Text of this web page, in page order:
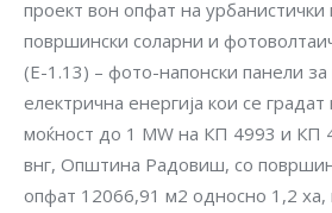
проект вон опфат на урбанистички
површински соларни и
(Е-1.13) – фото-напонски панели
електрична енергија кои се
моќност до 1 MW на КП 4993 и
внг, Општина Радовиш, со
опфат 12066,91 м2 односно 1,2 ха,